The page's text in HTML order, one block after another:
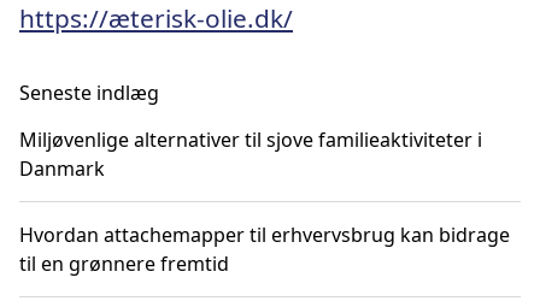
https://æterisk-olie.dk/
Seneste indlæg
Miljøvenlige alternativer til sjove familieaktiviteter i
Danmark
Hvordan attachemapper til erhvervsbrug kan bidrage
til en grønnere fremtid